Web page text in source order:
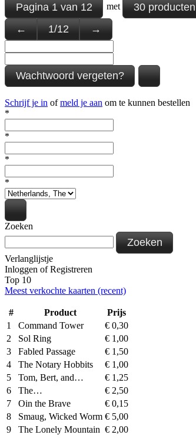
Pagina1van12 met
30 producten
←
1/12 →
Wachtwoord vergeten?
Schrijf je in ofmeld je aan om te kunnen bestellen
*
*
*
*
Zoeken
Zoeken
Verlanglijstje
Inloggen ofRegistreren
Top 10
Meest verkochte kaarten (recent)
# Product
Prijs
1
Command Tower € 0,30
2
Sol Ring € 1,00
3
Fabled Passage € 1,50
4
The Notary Hobbits € 1,00
5
Tom, Bert, and… € 1,25
6
The… € 2,50
7
Oin the Brave € 0,15
8
Smaug, Wicked Worm € 5,00
9
The Lonely Mountain € 2,00